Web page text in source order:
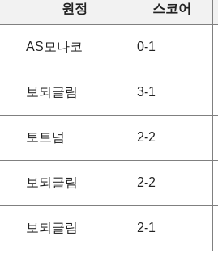
원정 스코어
AS모나코 0-1
보되글림 3-1
토트넘 2-2
보되글림 2-2
보되글림 2-1